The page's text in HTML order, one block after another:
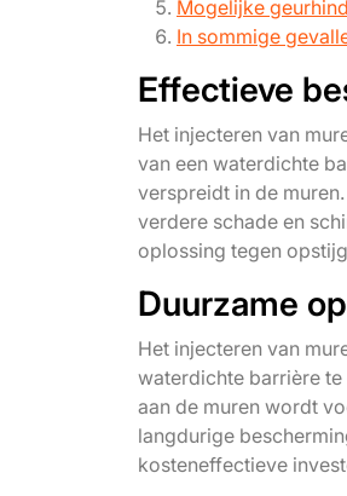
Mogelijke
In sommige
Effectieve
Het injecteren van
van een waterdichte
verspreidt in de
verdere schade en
oplossing tegen
Duurzame
Het injecteren van
waterdichte barrière
aan de muren wordt
langdurige
kosteneffectieve